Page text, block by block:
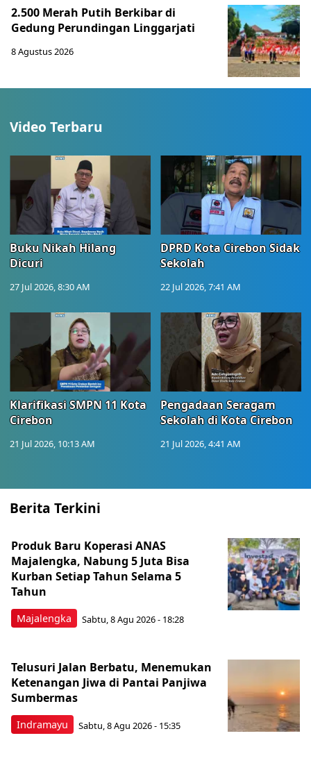
2.500 Merah Putih Berkibar di
Gedung Perundingan Linggarjati
8 Agustus 2026
Video Terbaru
Buku Nikah Hilang
Dicuri
27 Jul 2026, 8:30 AM
DPRD Kota Cirebon Sidak
Sekolah
22 Jul 2026, 7:41 AM
Klarifikasi SMPN 11 Kota
Cirebon
21 Jul 2026, 10:13 AM
Pengadaan Seragam
Sekolah di Kota Cirebon
21 Jul 2026, 4:41 AM
Berita Terkini
Majalengka
Produk Baru Koperasi ANAS
Majalengka, Nabung 5 Juta Bisa
Kurban Setiap Tahun Selama 5
Tahun
Sabtu, 8 Agu 2026 - 18:28
Indramayu
Telusuri Jalan Berbatu, Menemukan
Ketenangan Jiwa di Pantai Panjiwa
Sumbermas
Sabtu, 8 Agu 2026 - 15:35